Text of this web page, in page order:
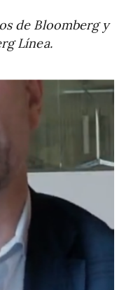
de Bloomberg y
Línea.